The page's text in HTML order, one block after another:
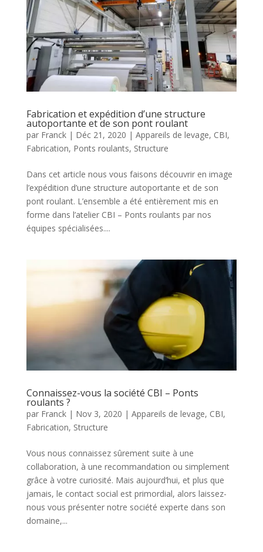
Fabrication et expédition d’une structure
autoportante et de son pont roulant
par Franck| Déc 21, 2020 | Appareils de levage, CBI,
Fabrication, Ponts roulants, Structure
Dans cet article nous vous faisons découvrir en image
l’expédition d’une structure autoportante et de son
pont roulant. L’ensemble a été entièrement mis en
forme dans l’atelier CBI – Ponts roulants par nos
équipes spécialisées....
Connaissez-vous la société CBI – Ponts
roulants ?
par Franck| Nov 3, 2020 | Appareils de levage, CBI,
Fabrication, Structure
Vous nous connaissez sûrement suite à une
collaboration, à une recommandation ou simplement
grâce à votre curiosité. Mais aujourd’hui, et plus que
jamais, le contact social est primordial, alors laissez-
nous vous présenter notre société experte dans son
domaine,...